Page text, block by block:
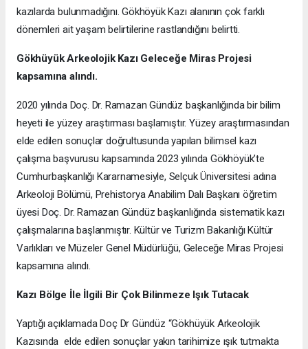
kazılarda bulunmadığını. Gökhöyük Kazı alanının çok farklı
dönemleri ait yaşam belirtilerine rastlandığını belirtti.
Gökhüyük Arkeolojik Kazı Geleceğe Miras Projesi
kapsamına alındı.
2020 yılında Doç. Dr. Ramazan Gündüz başkanlığında bir bilim
heyeti ile yüzey araştırması başlamıştır. Yüzey araştırmasından
elde edilen sonuçlar doğrultusunda yapılan bilimsel kazı
çalışma başvurusu kapsamında 2023 yılında Gökhöyük’te
Cumhurbaşkanlığı Kararnamesiyle, Selçuk Üniversitesi adına
Arkeoloji Bölümü, Prehistorya Anabilim Dalı Başkanı öğretim
üyesi Doç. Dr. Ramazan Gündüz başkanlığında sistematik kazı
çalışmalarına başlanmıştır. Kültür ve Turizm Bakanlığı Kültür
Varlıkları ve Müzeler Genel Müdürlüğü, Geleceğe Miras Projesi
kapsamına alındı.
Kazı Bölge İle İlgili Bir Çok Bilinmeze Işık Tutacak
Yaptığı açıklamada Doç Dr Gündüz “Gökhüyük Arkeolojik
Kazısında elde edilen sonuçlar yakın tarihimize ışık tutmakta